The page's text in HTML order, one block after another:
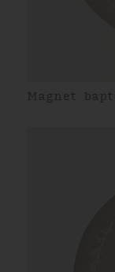
Magnet